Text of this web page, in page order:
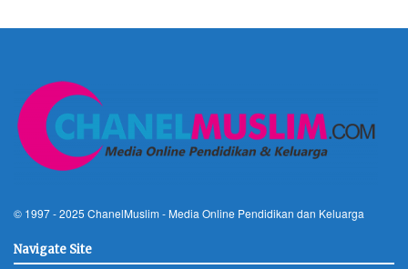
© 1997 - 2025 ChanelMuslim - Media Online Pendidikan dan Keluarga
Navigate Site